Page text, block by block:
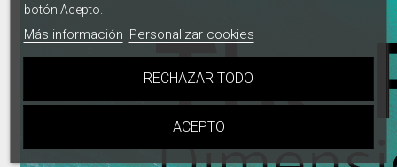
botón Acepto.
Más información Personalizar cookies
RECHAZAR TODO
ACEPTO